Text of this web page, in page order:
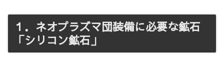
１．ネオプラズマ団装備に必要な鉱石
「シリコン鉱石」